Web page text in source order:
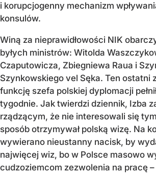
i korupcjogenny mechanizm
konsulów.
Winą za nieprawidłowości NIK
byłych ministrów: Witolda
Czaputowicza, Zbiegniewa Raua i
Szynkowskiego vel Sęka. Ten ostatni
funkcję szefa polskiej dyplomacji
tygodnie. Jak twierdzi dziennik, Izba
rządzącym, że nie interesowali się
sposób otrzymywał polską wizę. Na
wywierano nieustanny nacisk, by
najwięcej wiz, bo w Polsce masowo
cudzoziemcom zezwolenia na pracę